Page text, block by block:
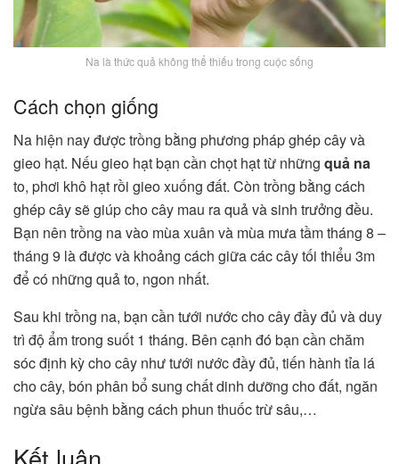
Na là thức quả không thể thiếu trong cuộc sống
Cách chọn giống
Na hiện nay được trồng bằng phương pháp ghép cây và
gieo hạt. Nếu gieo hạt bạn cần chọt hạt từ những quả na
to, phơi khô hạt rồi gieo xuống đất. Còn trồng bằng cách
ghép cây sẽ giúp cho cây mau ra quả và sinh trưởng đều.
Bạn nên trồng na vào mùa xuân và mùa mưa tầm tháng 8 –
tháng 9 là được và khoảng cách giữa các cây tối thiểu 3m
để có những quả to, ngon nhất.
Sau khi trồng na, bạn cần tưới nước cho cây đầy đủ và duy
trì độ ẩm trong suốt 1 tháng. Bên cạnh đó bạn cần chăm
sóc định kỳ cho cây như tưới nước đầy đủ, tiến hành tỉa lá
cho cây, bón phân bổ sung chất dinh dưỡng cho đất, ngăn
ngừa sâu bệnh bằng cách phun thuốc trừ sâu,…